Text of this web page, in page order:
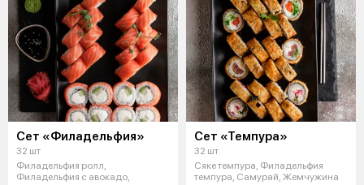
Сет «Филадельфия»
32 шт
Филадельфия ролл,
Филадельфия с авокадо,
Сет «Темпура»
32 шт
Сяке темпура, Филадельфия
темпура, Самурай, Жемчужина